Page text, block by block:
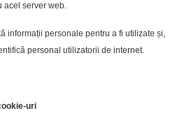
acel server web.
informații personale pentru a fi utilizate și,
personal utilizatorii de internet.
uri